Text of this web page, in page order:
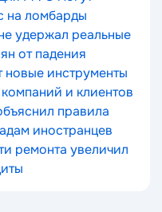
на ломбарды
удержал реальные
от падения
новые инструменты
и клиентов
правила
иностранцев
ремонта увеличил